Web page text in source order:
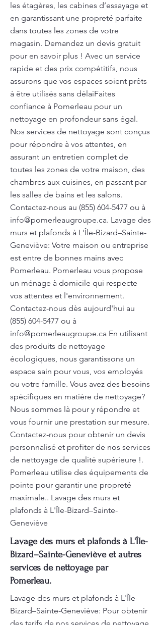
les étagères, les cabines d’essayage et
en garantissant une propreté parfaite
dans toutes les zones de votre
magasin. Demandez un devis gratuit
pour en savoir plus ! Avec un service
rapide et des prix compétitifs, nous
assurons que vos espaces soient prêts
à être utilisés sans délaiFaites
confiance à Pomerleau pour un
nettoyage en profondeur sans égal.
Nos services de nettoyage sont conçus
pour répondre à vos attentes, en
assurant un entretien complet de
toutes les zones de votre maison, des
chambres aux cuisines, en passant par
les salles de bains et les salons.
Contactez-nous au (855) 604-5477 ou à
info@pomerleaugroupe.ca. Lavage des
murs et plafonds à L'Île-Bizard–Sainte-
Geneviève: Votre maison ou entreprise
est entre de bonnes mains avec
Pomerleau. Pomerleau vous propose
un ménage à domicile qui respecte
vos attentes et l'environnement.
Contactez-nous dès aujourd'hui au
(855) 604-5477 ou à
info@pomerleaugroupe.ca En utilisant
des produits de nettoyage
écologiques, nous garantissons un
espace sain pour vous, vos employés
ou votre famille. Vous avez des besoins
spécifiques en matière de nettoyage?
Nous sommes là pour y répondre et
vous fournir une prestation sur mesure.
Contactez-nous pour obtenir un devis
personnalisé et profiter de nos services
de nettoyage de qualité supérieure !.
Pomerleau utilise des équipements de
pointe pour garantir une propreté
maximale.. Lavage des murs et
plafonds à L'Île-Bizard–Sainte-
Geneviève
Lavage des murs et plafonds à L'Île-
Bizard–Sainte-Geneviève et autres
services de nettoyage par
Pomerleau.
Lavage des murs et plafonds à L'Île-
Bizard–Sainte-Geneviève: Pour obtenir